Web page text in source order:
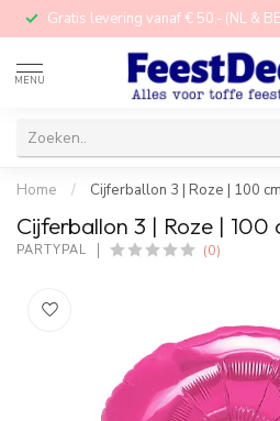
Gratis levering vanaf € 50,- (NL &
MENU
Home / Cijferballon 3 | Roze | 100 cm
Cijferballon 3 | Roze | 100
PARTYPAL (0)